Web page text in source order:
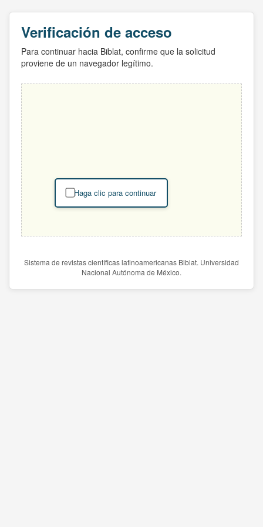
Verificación de acceso
Para continuar hacia Biblat, confirme que la solicitud
proviene de un navegador legítimo.
Haga clic para continuar
Sistema de revistas científicas latinoamericanas Biblat. Universidad
Nacional Autónoma de México.